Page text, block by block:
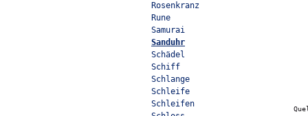
Rosenkranz
Rune
Samurai
Sanduhr
Schädel
Schiff
Schlange
Schleife
Schleifen